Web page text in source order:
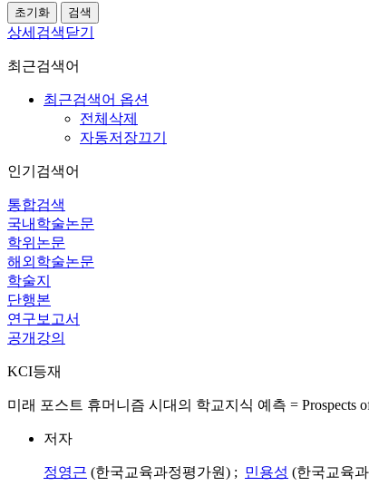
상세검색닫기
최근검색어
최근검색어 옵션
전체삭제
자동저장끄기
인기검색어
통합검색
국내학술논문
학위논문
해외학술논문
학술지
단행본
연구보고서
공개강의
KCI등재
미래 포스트 휴머니즘 시대의 학교지식 예측 = Prospects
저자
정영근 (한국교육과정평가원) ; 민용성 (한국교육